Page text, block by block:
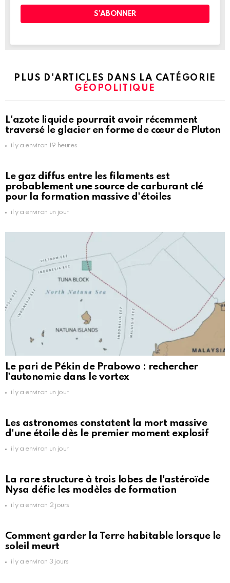
PLUS D'ARTICLES DANS LA CATÉGORIE
GÉOPOLITIQUE
L'azote liquide pourrait avoir récemment
traversé le glacier en forme de cœur de Pluton
il y a environ 19 heures
Le gaz diffus entre les filaments est
probablement une source de carburant clé
pour la formation massive d'étoiles
il y a environ un jour
Le pari de Pékin de Prabowo : rechercher
l'autonomie dans le vortex
il y a environ un jour
Les astronomes constatent la mort massive
d'une étoile dès le premier moment explosif
il y a environ un jour
La rare structure à trois lobes de l'astéroïde
Nysa défie les modèles de formation
il y a environ 2 jours
Comment garder la Terre habitable lorsque le
soleil meurt
il y a environ 3 jours